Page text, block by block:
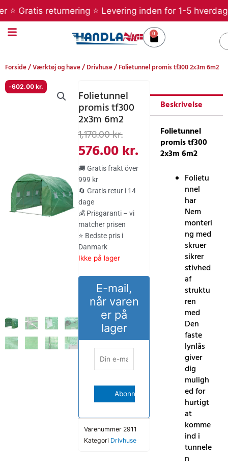
til
indholdet
returnering ⭐ Levering inden for 1-5 hverdage ⭐
0
Kurv
Forside/Værktøj og have/Drivhuse/ Folietunnel promis tf300 2x3m 6m2
-602.00 kr.
Folietunnel
promis tf300
2x3m 6m2
1,178.00kr.Den
oprindelige
pris
var:
1,178.00 kr..
576.00kr.
Den
aktuelle
pris
576.00 kr..
🚚 Gratis frakt över
999 kr
🔄 Gratis retur i 14
dage
💰 Prisgaranti – vi
matcher prisen
⭐ Bedste pris i
Danmark
Ikke på lager
E-mail,
når varen
er på
lager
Varenummer 2911
Kategori Drivhuse
Beskrivelse
Folietunnel
promis tf300
2x3m 6m2
Folietu
nnel
har
Nem
monteri
ng med
skruer
sikrer
stivhed
af
struktu
ren
med
Den
faste
lynlås
giver
dig
muligh
ed for
hurtigt
at
komme
ind i
tunnele